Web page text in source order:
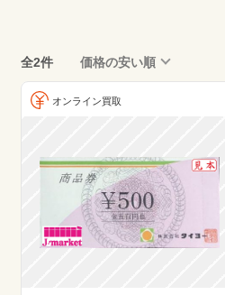
全2件 価格の安い順
オンライン買取